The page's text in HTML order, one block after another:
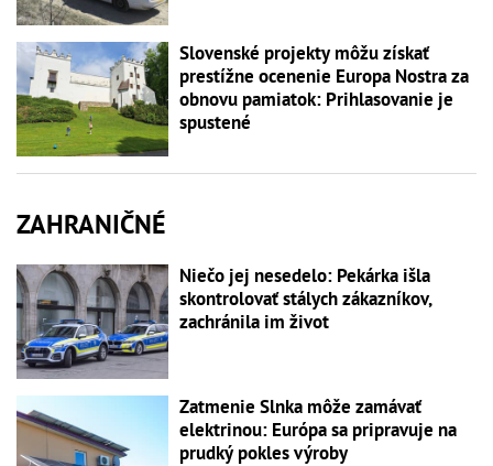
Slovenské projekty môžu získať
prestížne ocenenie Europa Nostra za
obnovu pamiatok: Prihlasovanie je
spustené
ZAHRANIČNÉ
Niečo jej nesedelo: Pekárka išla
skontrolovať stálych zákazníkov,
zachránila im život
Zatmenie Slnka môže zamávať
elektrinou: Európa sa pripravuje na
prudký pokles výroby